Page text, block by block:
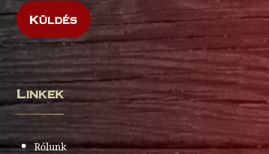
Linkek
Rólunk